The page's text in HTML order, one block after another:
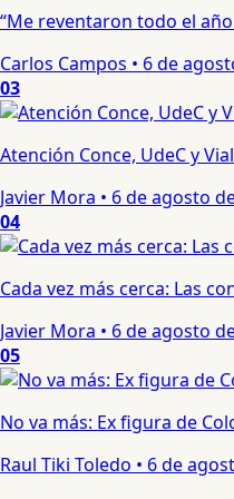
“Me reventaron todo el
Carlos Campos • 6 de
03
Atención Conce, UdeC y
Javier Mora • 6 de agosto
04
Cada vez más cerca: Las
Javier Mora • 6 de agosto
05
No va más: Ex figura de
Raul Tiki Toledo • 6 de